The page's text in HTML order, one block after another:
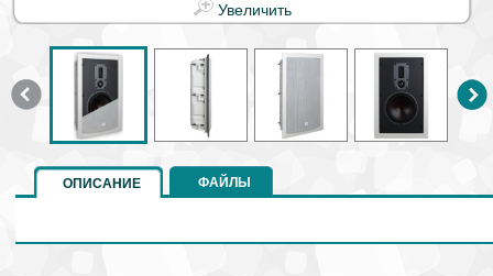
Увеличить
ОПИСАНИЕ ФАЙЛЫ